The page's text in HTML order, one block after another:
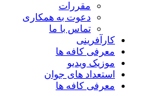
مقررات
دعوت به همکاری
تماس با ما
کارآفرینی
معرفی کافه ها
موزیک ویدیو
استعداد های جوان
معرفی کافه ها